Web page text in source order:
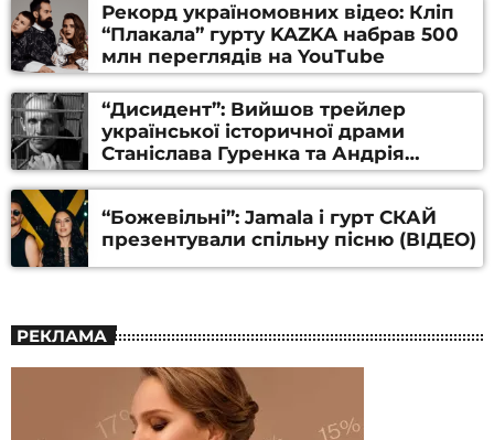
Рекорд україномовних відео: Кліп
“Плакала” гурту KAZKA набрав 500
млн переглядів на YouTube
“Дисидент”: Вийшов трейлер
української історичної драми
Станіслава Гуренка та Андрія
Алфьорова (ВІДЕО)
“Божевільні”: Jamala і гурт СКАЙ
презентували спільну пісню (ВІДЕО)
РЕКЛАМА